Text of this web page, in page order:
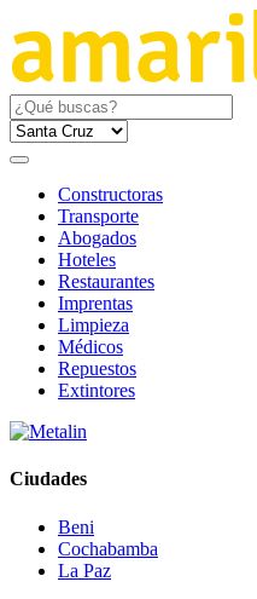
Constructoras
Transporte
Abogados
Hoteles
Restaurantes
Imprentas
Limpieza
Médicos
Repuestos
Extintores
Ciudades
Beni
Cochabamba
La Paz